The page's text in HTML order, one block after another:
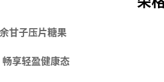
甘子压片糖果
畅享轻盈健康态